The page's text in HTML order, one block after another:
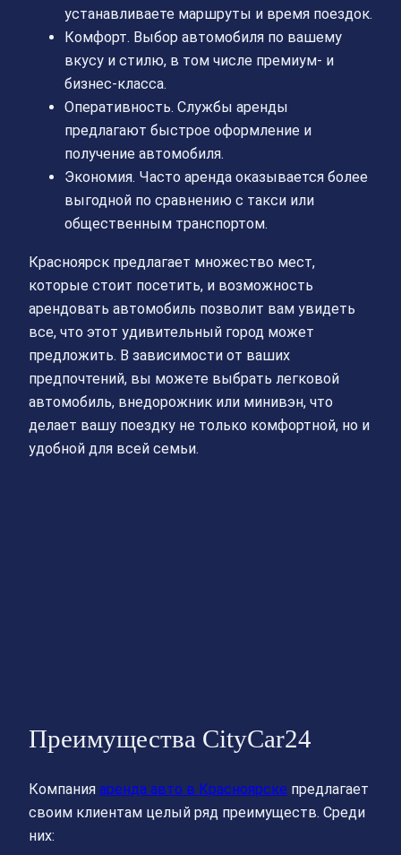
устанавливаете маршруты и время поездок.
Комфорт. Выбор автомобиля по вашему
вкусу и стилю, в том числе премиум- и
бизнес-класса.
Оперативность. Службы аренды
предлагают быстрое оформление и
получение автомобиля.
Экономия. Часто аренда оказывается более
выгодной по сравнению с такси или
общественным транспортом.
Красноярск предлагает множество мест,
которые стоит посетить, и возможность
арендовать автомобиль позволит вам увидеть
все, что этот удивительный город может
предложить. В зависимости от ваших
предпочтений, вы можете выбрать легковой
автомобиль, внедорожник или минивэн, что
делает вашу поездку не только комфортной, но и
удобной для всей семьи.
Преимущества CityCar24
Компания аренда авто в Красноярске предлагает
своим клиентам целый ряд преимуществ. Среди
них: